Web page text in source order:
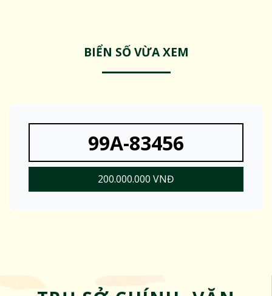
BIỂN SỐ VỪA XEM
99A-83456
200.000.000 VNĐ